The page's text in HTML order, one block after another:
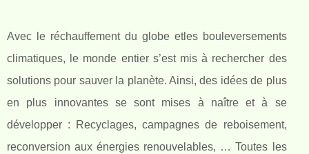
Avec le réchauffement du globe etles bouleversements
climatiques, le monde entier s’est mis à rechercher des
solutions pour sauver la planète. Ainsi, des idées de plus
en plus innovantes se sont mises à naître et à se
développer : Recyclages, campagnes de reboisement,
reconversion aux énergies renouvelables, … Toutes les